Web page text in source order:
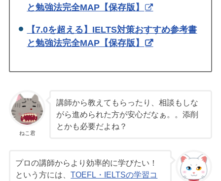
と勉強法完全MAP【保存版】
【7.0を超える】IELTS対策おすすめ参考書
と勉強法完全MAP【保存版】
ねこ君
講師から教えてもらったり、相談もしな
がら進められた方が安心だなぁ。。添削
とかも必要だよね？
プロの講師からより効率的に学びたい！
という方には、TOEFL・IELTSの学習コ